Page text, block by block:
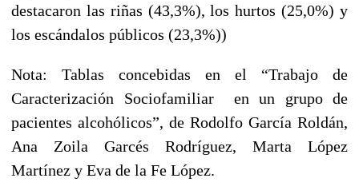
destacaron las riñas (43,3%), los hurtos (25,0%) y
los escándalos públicos (23,3%))
Nota: Tablas concebidas en el “Trabajo de
Caracterización Sociofamiliar en un grupo de
pacientes alcohólicos”, de Rodolfo García Roldán,
Ana Zoila Garcés Rodríguez, Marta López
Martínez y Eva de la Fe López.